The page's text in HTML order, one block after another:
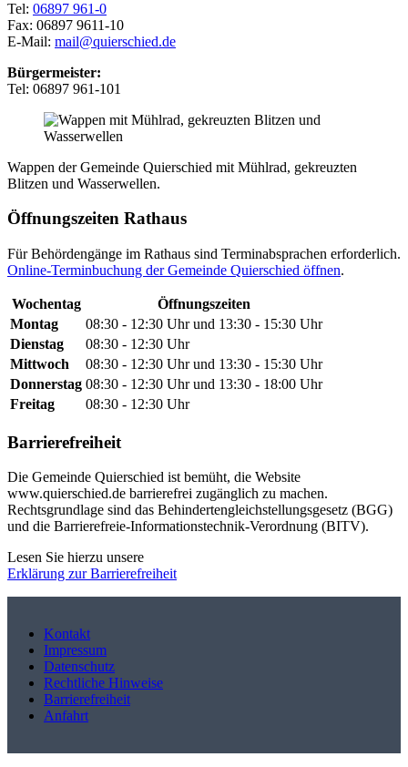
Tel: 06897 961-0
Fax: 06897 9611-10
E-Mail: mail@quierschied.de
Bürgermeister:
Tel: 06897 961-101
Wappen der Gemeinde Quierschied mit Mühlrad, gekreuzten
Blitzen und Wasserwellen.
Öffnungszeiten Rathaus
Für Behördengänge im Rathaus sind Terminabsprachen erforderlich.
Online-Terminbuchung der Gemeinde Quierschied öffnen.
Wochentag
Öffnungszeiten
Montag
08:30 - 12:30 Uhr und 13:30 - 15:30 Uhr
Dienstag
08:30 - 12:30 Uhr
Mittwoch
08:30 - 12:30 Uhr und 13:30 - 15:30 Uhr
Donnerstag 08:30 - 12:30 Uhr und 13:30 - 18:00 Uhr
Freitag
08:30 - 12:30 Uhr
Barrierefreiheit
Die Gemeinde Quierschied ist bemüht, die Website
www.quierschied.de barrierefrei zugänglich zu machen.
Rechtsgrundlage sind das Behindertengleichstellungsgesetz (BGG)
und die Barrierefreie-Informationstechnik-Verordnung (BITV).
Lesen Sie hierzu unsere
Erklärung zur Barrierefreiheit
Kontakt
Impressum
Datenschutz
Rechtliche Hinweise
Barrierefreiheit
Anfahrt